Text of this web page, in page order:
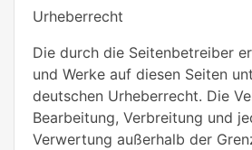
Urheberrecht
Die durch die Seitenbetreiber
und Werke auf diesen Seiten
deutschen Urheberrecht. Die
Bearbeitung, Verbreitung und
Verwertung außerhalb der